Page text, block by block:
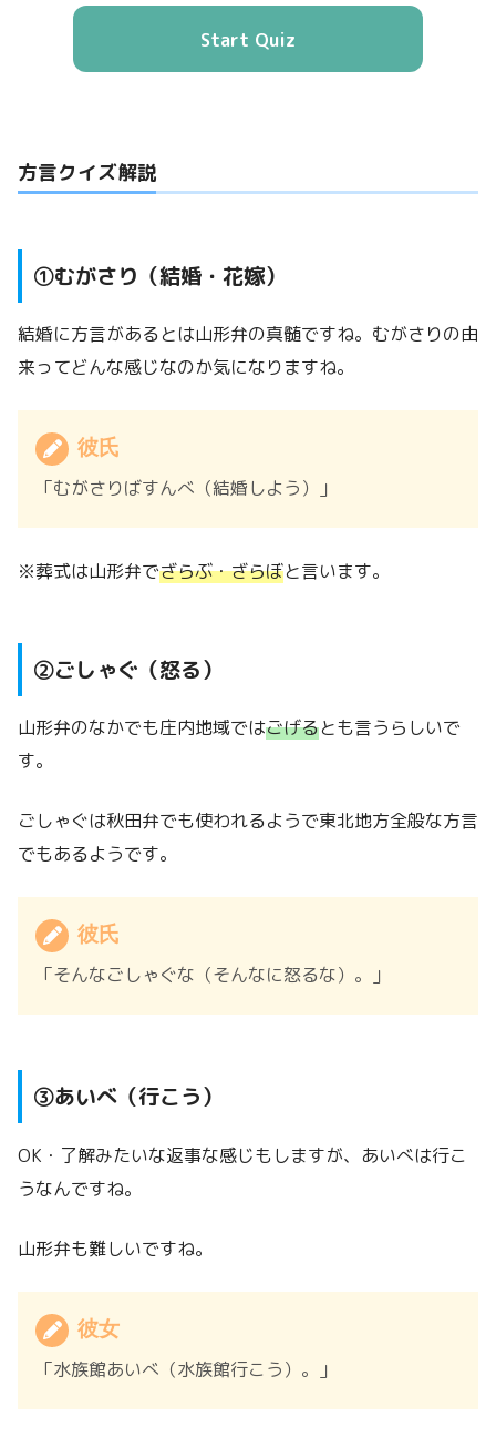
Start Quiz
方言クイズ解説
①むがさり（結婚・花嫁）
結婚に方言があるとは山形弁の真髄ですね。むがさりの由
来ってどんな感じなのか気になりますね。
彼氏
「むがさりばすんべ（結婚しよう）」
※葬式は山形弁でざらぶ・ざらぼと言います。
②ごしゃぐ（怒る）
山形弁のなかでも庄内地域ではごげるとも言うらしいで
す。
ごしゃぐは秋田弁でも使われるようで東北地方全般な方言
でもあるようです。
彼氏
「そんなごしゃぐな（そんなに怒るな）。」
③あいべ（行こう）
OK・了解みたいな返事な感じもしますが、あいべは行こ
うなんですね。
山形弁も難しいですね。
彼女
「水族館あいべ（水族館行こう）。」